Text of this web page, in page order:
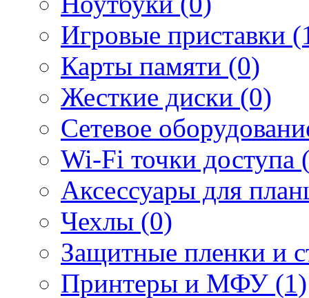
Игровые приставки
Карты памяти (0)
Жесткие диски (0)
Сетевое
Wi-Fi точки доступа
Аксессуары для
Чехлы (0)
Защитные пленки и
Принтеры и МФУ (1)